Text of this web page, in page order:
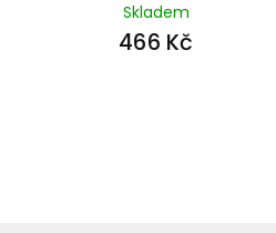
Skladem
466 Kč